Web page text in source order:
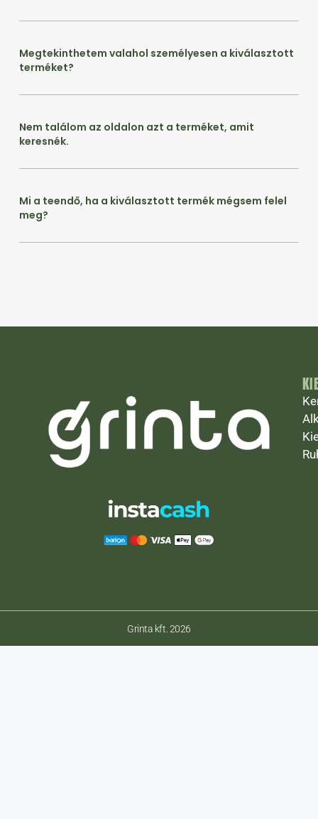
Megtekinthetem valahol személyesen a kiválasztott
terméket?
Nem találom az oldalon azt a terméket, amit
keresnék.
Mi a teendő, ha a kiválasztott termék mégsem felel
meg?
Grinta kft. 2026